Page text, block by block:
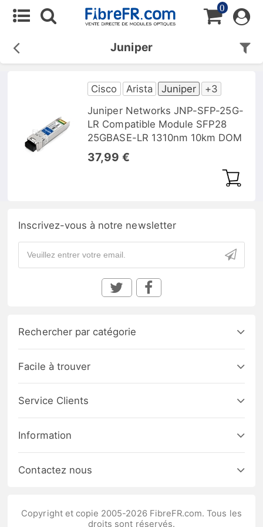
0
Juniper
Cisco Arista Juniper
+3
Juniper Networks JNP-SFP-25G-
LR Compatible Module SFP28
25GBASE-LR 1310nm 10km DOM
37,99 €
Inscrivez-vous à notre newsletter
Rechercher par catégorie
Facile à trouver
Service Clients
Information
Contactez nous
Copyright et copie 2005-2026 FibreFR.com. Tous les
droits sont réservés.